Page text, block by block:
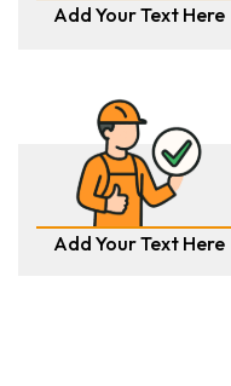
Add Your Text Here
Add Your Text Here